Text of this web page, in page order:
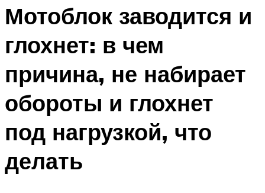
Мотоблок заводится и
глохнет: в чем
причина, не набирает
обороты и глохнет
под нагрузкой, что
делать